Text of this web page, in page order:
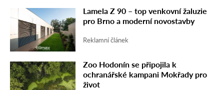
Lamela Z 90 – top venkovní žaluzie
pro Brno a moderní novostavby
Reklamní článek
Zoo Hodonín se připojila k
ochranářské kampani Mokřady pro
život